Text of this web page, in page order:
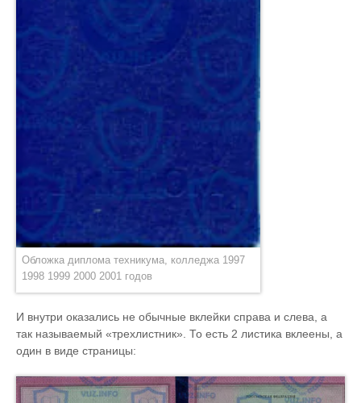
Обложка диплома техникума, колледжа 1997
1998 1999 2000 2001 годов
И внутри оказались не обычные вклейки справа и слева, а
так называемый «трехлистник». То есть 2 листика вклеены, а
один в виде страницы: